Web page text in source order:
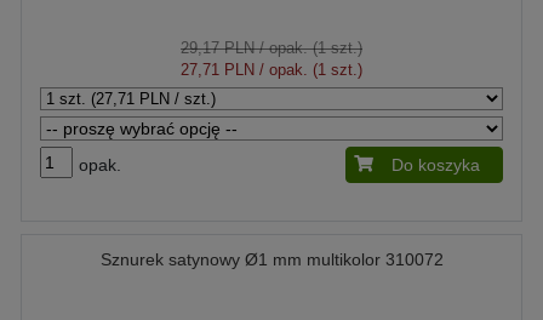
29,17 PLN/ opak. (1 szt.)
27,71 PLN / opak. (1 szt.)
opak. Do koszyka
Sznurek satynowy Ø1 mm multikolor 310072